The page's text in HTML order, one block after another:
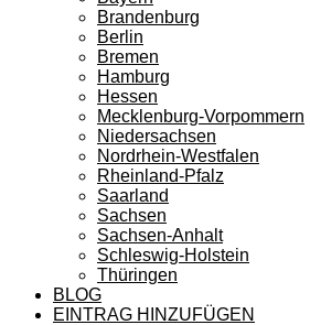
Brandenburg
Berlin
Bremen
Hamburg
Hessen
Mecklenburg-Vorpommern
Niedersachsen
Nordrhein-Westfalen
Rheinland-Pfalz
Saarland
Sachsen
Sachsen-Anhalt
Schleswig-Holstein
Thüringen
BLOG
EINTRAG HINZUFÜGEN